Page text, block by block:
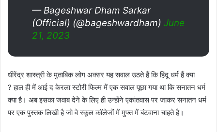
— Bageshwar Dham Sarkar
(Official) (@bageshwardham) June
21, 2023
धीरेंद्र शास्त्री के मुताबिक लोग अक्सर यह सवाल उठते हैं कि हिंदू धर्म हैं क्या
? हाल ही में आई द केरला स्टोरी फिल्म में एक सवाल पूछा गया था कि सनातन धर्म
क्या है। अब इसका जवाब देने के लिए ही उन्होंने एकांतवास पर जाकर सनातन धर्म
पर एक पुस्तक लिखी है जो वे स्कूल कॉलेजों में मुफ्त में बंटवाना चाहते है।